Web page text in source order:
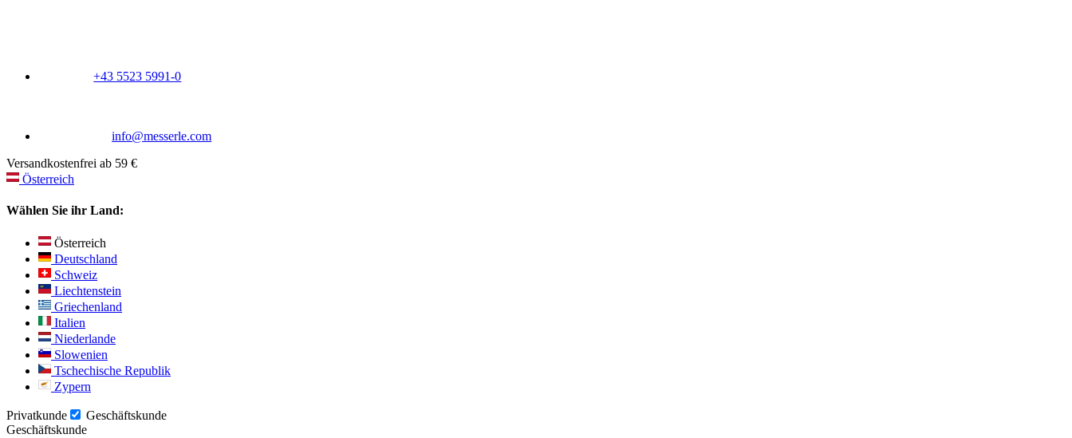
+43 5523 5991-0
info@messerle.com
Versandkostenfrei ab 59 €
Österreich
Wählen Sie ihr Land:
Österreich
Deutschland
Schweiz
Liechtenstein
Griechenland
Italien
Niederlande
Slowenien
Tschechische Republik
Zypern
Privatkunde
Geschäftskunde
Geschäftskunde